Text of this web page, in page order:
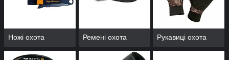
Ножі охота Ремені охота Рукавиці охота